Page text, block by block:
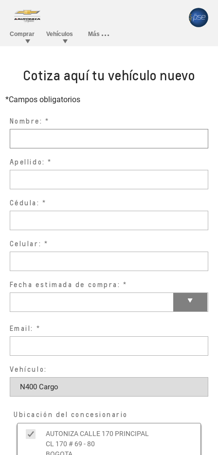
Cotiza aquí tu vehículo nuevo
*Campos obligatorios
Nombre:
Apellido:
Cédula:
Celular:
Fecha estimada de compra:
Email:
Vehículo:
Ubicación del concesionario
AUTONIZA CALLE 170 PRINCIPAL
CL 170 # 69 - 80